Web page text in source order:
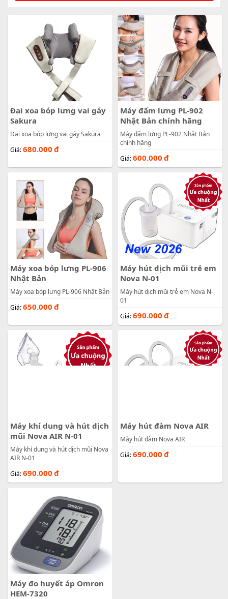
Đai xoa bóp lưng vai gáy
Sakura
Đai xoa bóp lưng vai gáy Sakura
Giá:680.000 đ
Máy đấm lưng PL-902
Nhật Bản chính hãng
Máy đấm lưng PL-902 Nhật Bản
chính hãng
Giá:600.000 đ
Máy xoa bóp lưng PL-906
Nhật Bản
Máy xoa bóp lưng PL-906 Nhật Bản
Giá:650.000 đ
Máy hút dịch mũi trẻ em
Nova N-01
Máy hút dịch mũi trẻ em Nova N-
01
Giá:690.000 đ
Máy khí dung và hút dịch
mũi Nova AIR N-01
Máy khí dung và hút dịch mũi Nova
AIR N-01
Giá:690.000 đ
Máy hút đàm Nova AIR
Máy hút đàm Nova AIR
Giá:690.000 đ
Máy đo huyết áp Omron
HEM-7320